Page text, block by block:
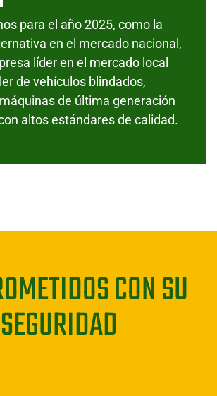
para el año 2025, como la
en el mercado nacional,
líder en el mercado local
de vehículos blindados,
de última generación
altos estándares de calidad.
CON SU
SEGURIDAD